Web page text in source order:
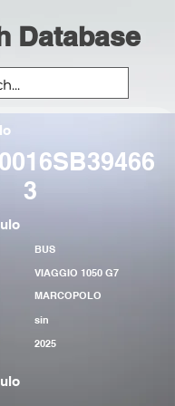
Database
3
BUS
VIAGGIO 1050 G7
MARCOPOLO
sin
2025